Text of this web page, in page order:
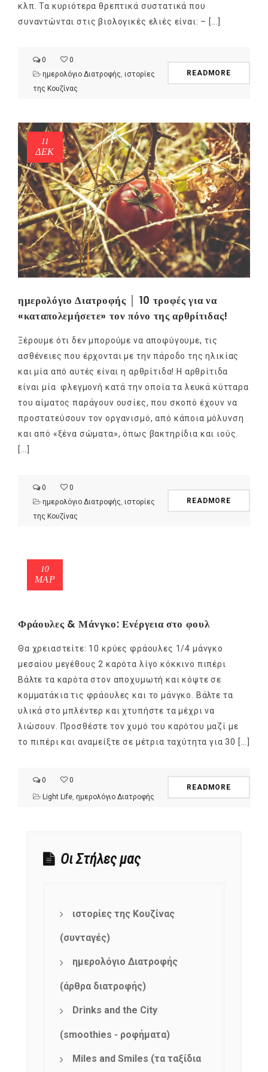
κλπ. Τα κυριότερα θρεπτικά συστατικά που
συναντώνται στις βιολογικές ελιές είναι: – […]
0
0
ημερολόγιο Διατροφής, ιστορίες
της Κουζίνας
READMORE
11
ΔΕΚ
ημερολόγιο Διατροφής │ 10 τροφές για να
«καταπολεμήσετε» τον πόνο της αρθρίτιδας!
Ξέρουμε ότι δεν μπορούμε να αποφύγουμε, τις
ασθένειες που έρχονται με την πάροδο της ηλικίας
και μία από αυτές είναι η αρθρίτιδα! Η αρθρίτιδα
είναι μία φλεγμονή κατά την οποία τα λευκά κύτταρα
του αίματος παράγουν ουσίες, που σκοπό έχουν να
προστατεύσουν τον οργανισμό, από κάποια μόλυνση
και από «ξένα σώματα», όπως βακτηρίδια και ιούς.
[…]
0
0
ημερολόγιο Διατροφής ιστορίες
της Κουζίνας
READMORE
10
ΜΑΡ
Φράουλες & Μάνγκο: Ενέργεια στο φουλ
Θα χρειαστείτε: 10 κρύες φράουλες 1/4 μάνγκο
μεσαίου μεγέθους 2 καρότα λίγο κόκκινο πιπέρι
Βάλτε τα καρότα στον αποχυμωτή και κόψτε σε
κομματάκια τις φράουλες και το μάνγκο. Βάλτε τα
υλικά στο μπλέντερ και χτυπήστε τα μέχρι να
λιώσουν. Προσθέστε τον χυμό του καρότου μαζί με
το πιπέρι και αναμείξτε σε μέτρια ταχύτητα για 30 […]
0
0
Light Life ημερολόγιο Διατροφής
READMORE
Οι Στήλες μας
ιστορίες της Κουζίνας
(συνταγές)
ημερολόγιο Διατροφής
(άρθρα διατροφής)
Drinks and the City
(smoothies - ροφήματα)
Miles and Smiles (τα ταξίδια